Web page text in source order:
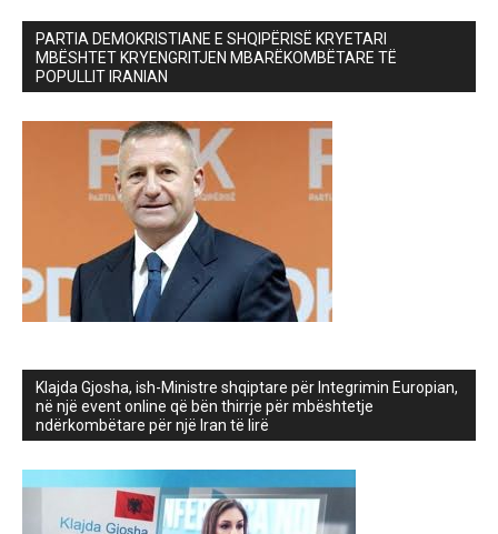
PARTIA DEMOKRISTIANE E SHQIPËRISË KRYETARI
MBËSHTET KRYENGRITJEN MBARËKOMBËTARE TË
POPULLIT IRANIAN
Klajda Gjosha, ish-Ministre shqiptare për Integrimin Europian,
në një event online që bën thirrje për mbështetje
ndërkombëtare për një Iran të lirë